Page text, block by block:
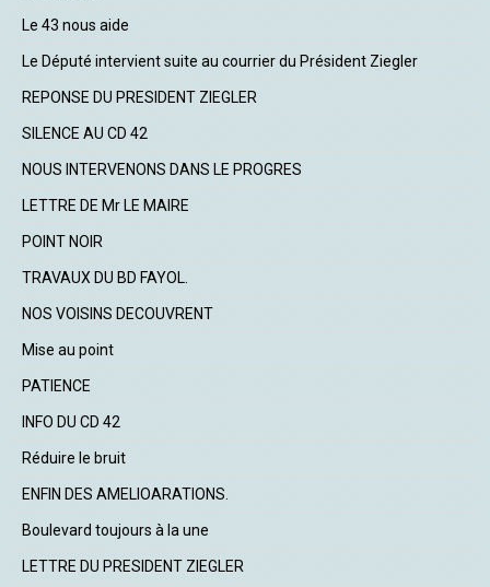
Le 43 nous aide
Le Député intervient suite au courrier du Président Ziegler
REPONSE DU PRESIDENT ZIEGLER
SILENCE AU CD 42
NOUS INTERVENONS DANS LE PROGRES
LETTRE DE Mr LE MAIRE
POINT NOIR
TRAVAUX DU BD FAYOL.
NOS VOISINS DECOUVRENT
Mise au point
PATIENCE
INFO DU CD 42
Réduire le bruit
ENFIN DES AMELIOARATIONS.
Boulevard toujours à la une
LETTRE DU PRESIDENT ZIEGLER